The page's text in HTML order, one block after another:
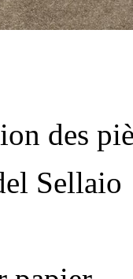
des
Sellaio